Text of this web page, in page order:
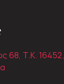
68, Τ.Κ. 16452,